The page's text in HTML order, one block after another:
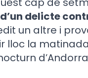
delicte
un altre i
lloc la